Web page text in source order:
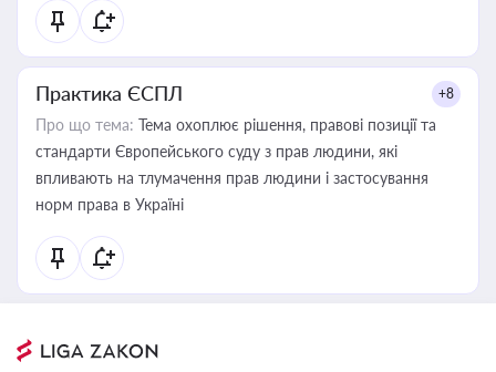
Практика ЄСПЛ +8
Про що тема: Тема охоплює рішення, правові позиції та
стандарти Європейського суду з прав людини, які
впливають на тлумачення прав людини і застосування
норм права в Україні